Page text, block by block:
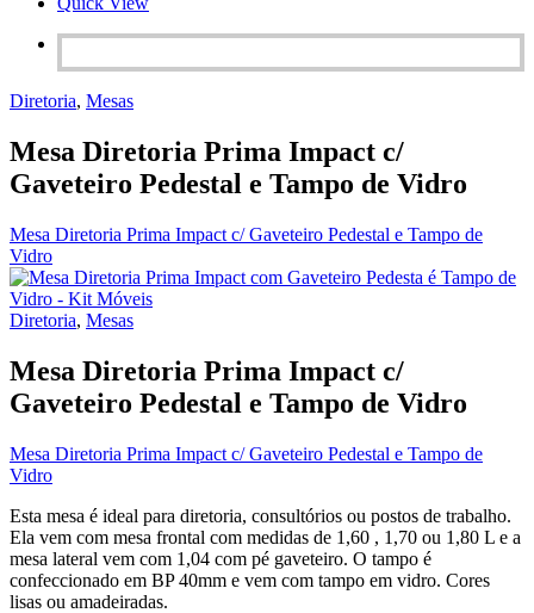
Diretoria, Mesas
Mesa Diretoria Prima Impact c/
Gaveteiro Pedestal e Tampo de Vidro
Mesa Diretoria Prima Impact c/ Gaveteiro Pedestal e Tampo de
Vidro
Diretoria, Mesas
Mesa Diretoria Prima Impact c/
Gaveteiro Pedestal e Tampo de Vidro
Mesa Diretoria Prima Impact c/ Gaveteiro Pedestal e Tampo de
Vidro
Esta mesa é ideal para diretoria, consultórios ou postos de trabalho.
Ela vem com mesa frontal com medidas de 1,60 , 1,70 ou 1,80 L e a
mesa lateral vem com 1,04 com pé gaveteiro. O tampo é
confeccionado em BP 40mm e vem com tampo em vidro. Cores
lisas ou amadeiradas.